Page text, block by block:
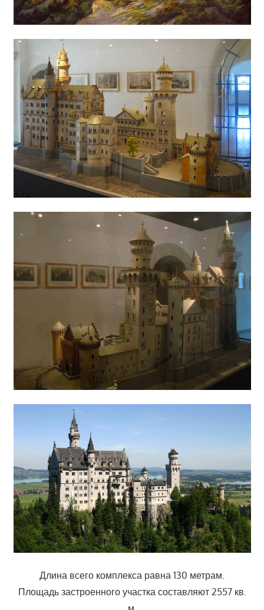
Длина всего комплекса равна 130 метрам.
Площадь застроенного участка составляют 2557 кв.